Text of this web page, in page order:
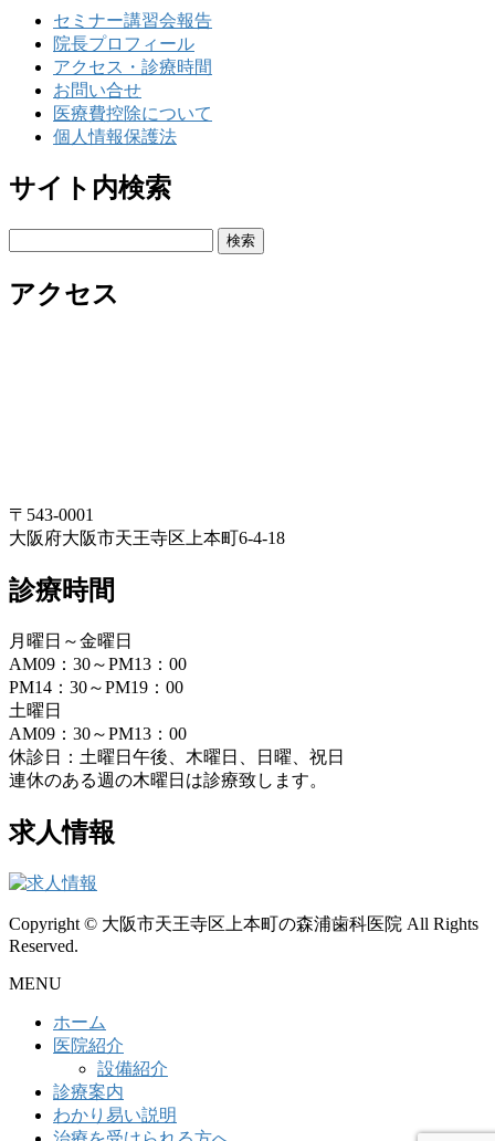
セミナー講習会報告
院長プロフィール
アクセス・診療時間
お問い合せ
医療費控除について
個人情報保護法
サイト内検索
アクセス
〒543-0001
大阪府大阪市天王寺区上本町6-4-18
診療時間
月曜日～金曜日
AM09：30～PM13：00
PM14：30～PM19：00
土曜日
AM09：30～PM13：00
休診日：土曜日午後、木曜日、日曜、祝日
連休のある週の木曜日は診療致します。
求人情報
Copyright © 大阪市天王寺区上本町の森浦歯科医院 All Rights
Reserved.
MENU
ホーム
医院紹介
設備紹介
診療案内
わかり易い説明